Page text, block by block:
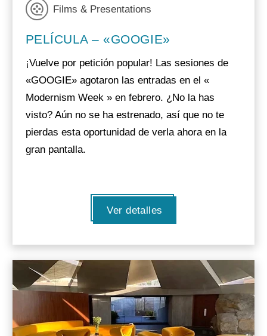
Films & Presentations
PELÍCULA – «GOOGIE»
¡Vuelve por petición popular! Las sesiones de
«GOOGIE» agotaron las entradas en el «
Modernism Week » en febrero. ¿No la has
visto? Aún no se ha estrenado, así que no te
pierdas esta oportunidad de verla ahora en la
gran pantalla.
Ver detalles